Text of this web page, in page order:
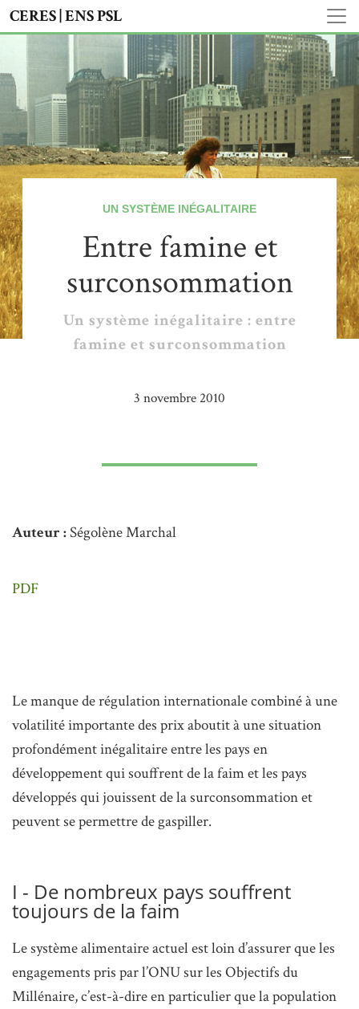
CERES | ENS PSL
UN SYSTÈME INÉGALITAIRE
Entre famine et
surconsommation
Un système inégalitaire : entre
famine et surconsommation
3 novembre 2010
Auteur :Ségolène Marchal
PDF
Le manque de régulation internationale combiné à une
volatilité importante des prix aboutit à une situation
profondément inégalitaire entre les pays en
développement qui souffrent de la faim et les pays
développés qui jouissent de la surconsommation et
peuvent se permettre de gaspiller.
I - De nombreux pays souffrent
toujours de la faim
Le système alimentaire actuel est loin d’assurer que les
engagements pris par l’ONU sur les Objectifs du
Millénaire, c’est-à-dire en particulier que la population